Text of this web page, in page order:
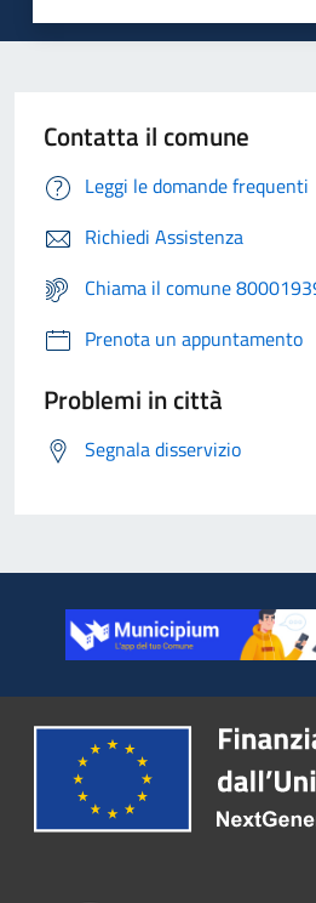
Contatta il comune
Leggi le domande frequenti
Richiedi Assistenza
Chiama il comune
Prenota un appuntamento
Problemi in città
Segnala disservizio